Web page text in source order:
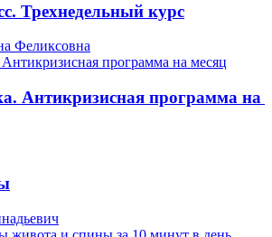
Трехнедельный курс
Феликсовна
Антикризисная программа на